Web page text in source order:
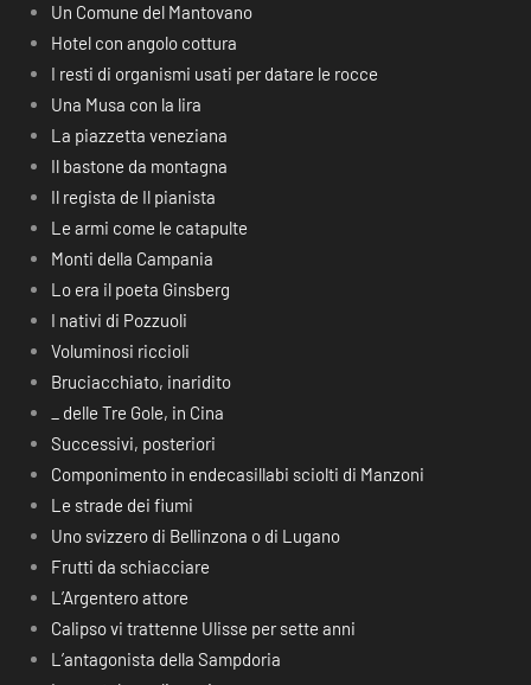
Un Comune del Mantovano
Hotel con angolo cottura
I resti di organismi usati per datare le rocce
Una Musa con la lira
La piazzetta veneziana
Il bastone da montagna
Il regista de Il pianista
Le armi come le catapulte
Monti della Campania
Lo era il poeta Ginsberg
I nativi di Pozzuoli
Voluminosi riccioli
Bruciacchiato, inaridito
_ delle Tre Gole, in Cina
Successivi, posteriori
Componimento in endecasillabi sciolti di Manzoni
Le strade dei fiumi
Uno svizzero di Bellinzona o di Lugano
Frutti da schiacciare
L’Argentero attore
Calipso vi trattenne Ulisse per sette anni
L’antagonista della Sampdoria